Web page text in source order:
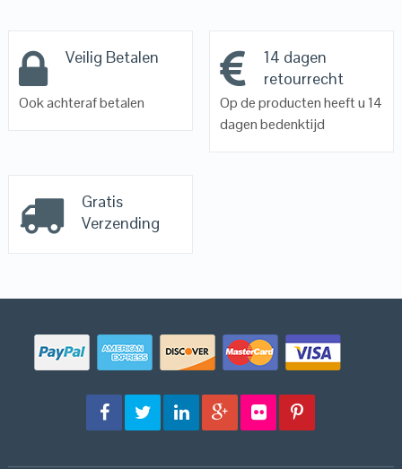
Veilig Betalen
Ook achteraf betalen
14 dagen
retourrecht
Op de producten heeft u 14
dagen bedenktijd
Gratis
Verzending